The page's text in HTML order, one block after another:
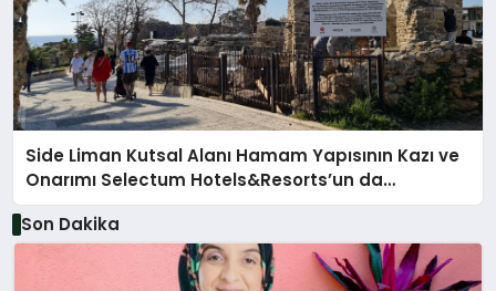
Side Liman Kutsal Alanı Hamam Yapısının Kazı ve
Onarımı Selectum Hotels&Resorts’un da
Katkılarıyla Tamamlandı
Son Dakika